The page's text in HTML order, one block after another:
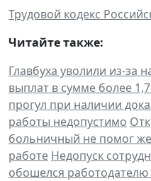
Трудовой кодекс
Читайте также:
Главбуха уволили из-за
выплат в сумме более
прогул при наличии
работы недопустимо
больничный не помог
работе Недопуск
обошелся работодателю